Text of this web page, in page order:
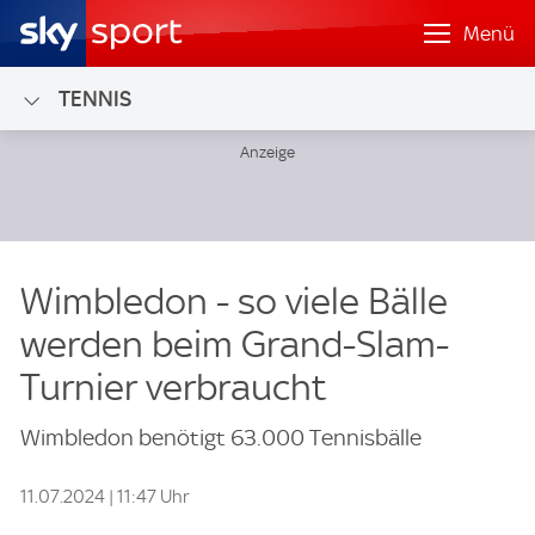
Menü
TENNIS
Wimbledon - so viele Bälle
werden beim Grand-Slam-
Turnier verbraucht
Wimbledon benötigt 63.000 Tennisbälle
11.07.2024 | 11:47 Uhr